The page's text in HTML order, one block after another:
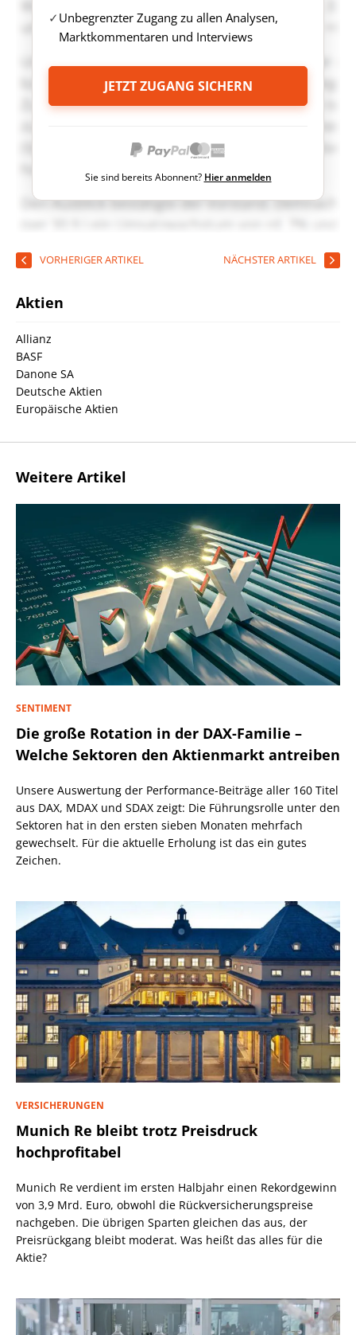
Unbegrenzter Zugang zu allen Analysen,
Marktkommentaren und Interviews
JETZT ZUGANG SICHERN
Sie sind bereits Abonnent? Hier anmelden
VORHERIGER ARTIKEL NÄCHSTER ARTIKEL
Aktien
Allianz
BASF
Danone SA
Deutsche Aktien
Europäische Aktien
Weitere Artikel
SENTIMENT
Die große Rotation in der DAX-Familie –
Welche Sektoren den Aktienmarkt antreiben
Unsere Auswertung der Performance-Beiträge aller 160 Titel
aus DAX, MDAX und SDAX zeigt: Die Führungsrolle unter den
Sektoren hat in den ersten sieben Monaten mehrfach
gewechselt. Für die aktuelle Erholung ist das ein gutes
Zeichen.
VERSICHERUNGEN
Munich Re bleibt trotz Preisdruck
hochprofitabel
Munich Re verdient im ersten Halbjahr einen Rekordgewinn
von 3,9 Mrd. Euro, obwohl die Rückversicherungspreise
nachgeben. Die übrigen Sparten gleichen das aus, der
Preisrückgang bleibt moderat. Was heißt das alles für die
Aktie?